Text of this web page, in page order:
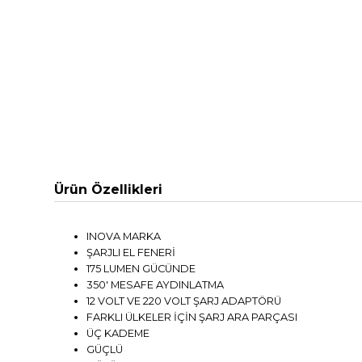
Ürün Özellikleri
INOVA MARKA
ŞARJLI EL FENERİ
175 LUMEN GÜCÜNDE
350' MESAFE AYDINLATMA
12 VOLT VE 220 VOLT ŞARJ ADAPTÖRÜ
FARKLI ÜLKELER İÇİN ŞARJ ARA PARÇASI
ÜÇ KADEME
GÜÇLÜ